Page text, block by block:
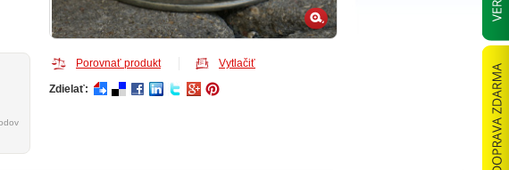
bodov
Porovnať produkt Vytlačiť
Zdielať: